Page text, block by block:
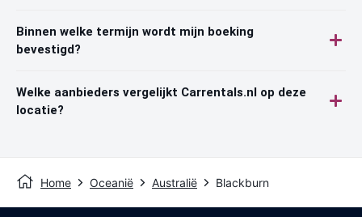
Binnen welke termijn wordt mijn boeking
bevestigd?
Welke aanbieders vergelijkt Carrentals.nl op deze
locatie?
Home Oceanië Australië Blackburn